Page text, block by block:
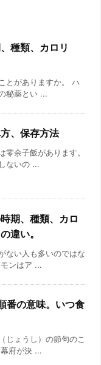
種類、カロリ
とがありますか。 ハ
秘薬とい ...
、保存方法
零余子飯があります。
ないの ...
期、種類、カロ
違い。
ない人も多いのではな
ンはア ...
番の意味。いつ食
じょうし）の節句のこ
府が決 ...